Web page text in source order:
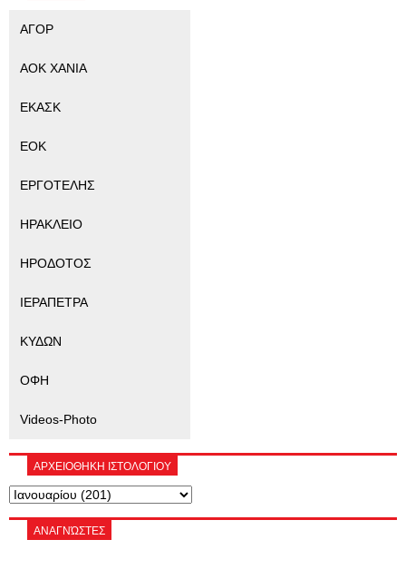
ΑΓΟΡ
ΑΟΚ ΧΑΝΙΑ
ΕΚΑΣΚ
ΕΟΚ
ΕΡΓΟΤΕΛΗΣ
ΗΡΑΚΛΕΙΟ
ΗΡΟΔΟΤΟΣ
ΙΕΡΑΠΕΤΡΑ
ΚΥΔΩΝ
ΟΦΗ
Videos-Photo
ΑΡΧΕΙΟΘΗΚΗ ΙΣΤΟΛΟΓΙΟΥ
ΑΝΑΓΝΏΣΤΕΣ